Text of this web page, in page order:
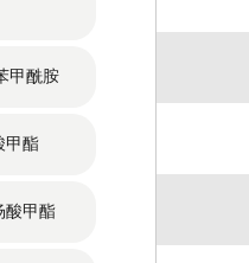
甲酰胺
甲酯
酸甲酯